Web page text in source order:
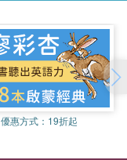
優惠方式： 19折起